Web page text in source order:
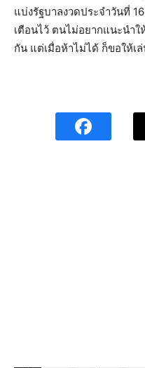
แบ่งรัฐบาลงวดประจำวันที่
เตือนไว้ ตนไม่อยากแนะนำ
กัน แต่เมื่อห้าไม่ได้ ก็ขอให้เ